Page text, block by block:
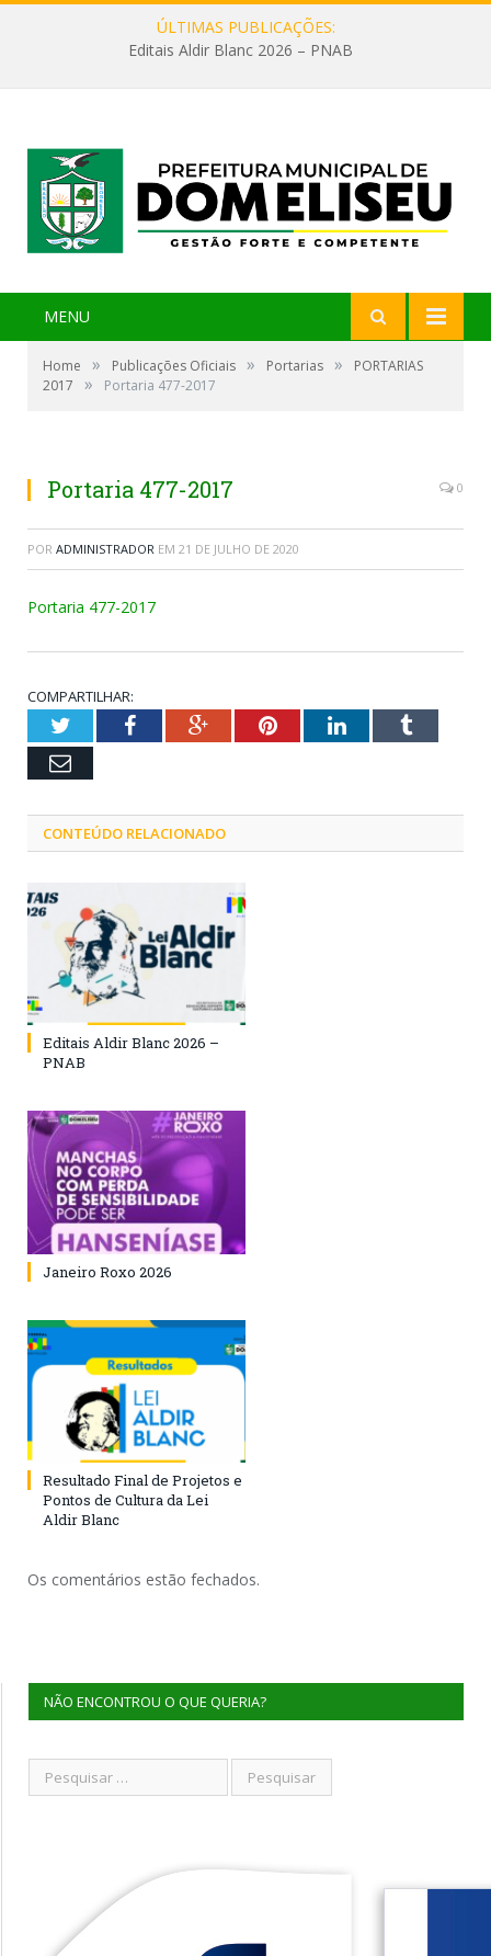
ÚLTIMAS PUBLICAÇÕES:
Editais Aldir Blanc 2026 – PNAB
MENU
Home » Publicações Oficiais » Portarias »
PORTARIAS
2017
» Portaria 477-2017
Portaria 477-2017 0
POR ADMINISTRADOR EM 21 DE JULHO DE 2020
Portaria 477-2017
COMPARTILHAR:
TwitterFacebookGoogle+PinterestLinkedInTumblr
Email
CONTEÚDO RELACIONADO
Editais Aldir Blanc 2026 –
PNAB
Janeiro Roxo 2026
Resultado Final de Projetos e
Pontos de Cultura da Lei
Aldir Blanc
Os comentários estão fechados.
NÃO ENCONTROU O QUE QUERIA?